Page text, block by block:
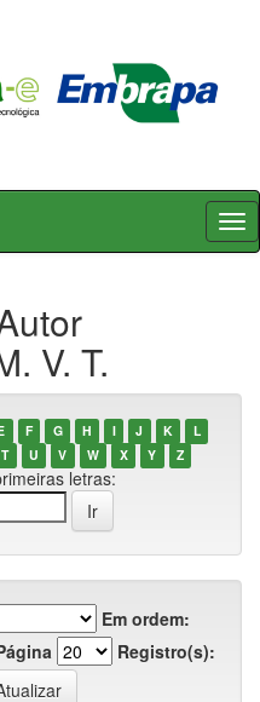
V. T.
F G H I J K
L
T U V W X Y Z
letras:
Em ordem:
Registro(s):